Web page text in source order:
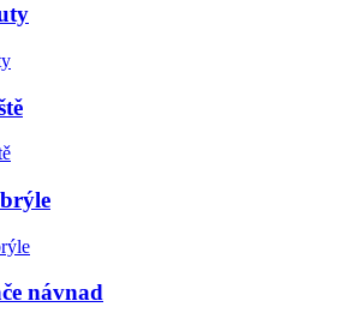
návnad